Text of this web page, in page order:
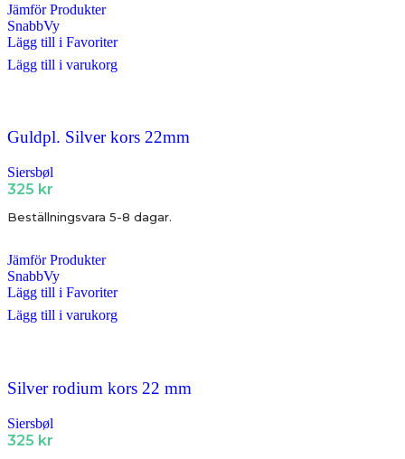
Jämför Produkter
SnabbVy
Lägg till i Favoriter
Lägg till i varukorg
Guldpl. Silver kors 22mm
Siersbøl
325 kr
Beställningsvara 5-8 dagar.
Jämför Produkter
SnabbVy
Lägg till i Favoriter
Lägg till i varukorg
Silver rodium kors 22 mm
Siersbøl
325 kr